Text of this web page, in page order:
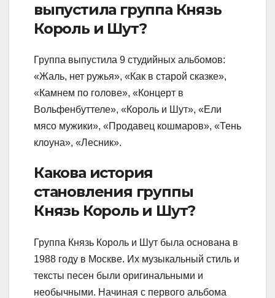
выпустила группа Князь
Король и Шут?
Группа выпустила 9 студийных альбомов:
«Жаль, нет ружья», «Как в старой сказке»,
«Камнем по голове», «Концерт в
Вольфенбуттеле», «Король и Шут», «Ели
мясо мужики», «Продавец кошмаров», «Тень
клоуна», «Лесник».
Какова история
становления группы
Князь Король и Шут?
Группа Князь Король и Шут была основана в
1988 году в Москве. Их музыкальный стиль и
тексты песен были оригинальными и
необычными. Начиная с первого альбома